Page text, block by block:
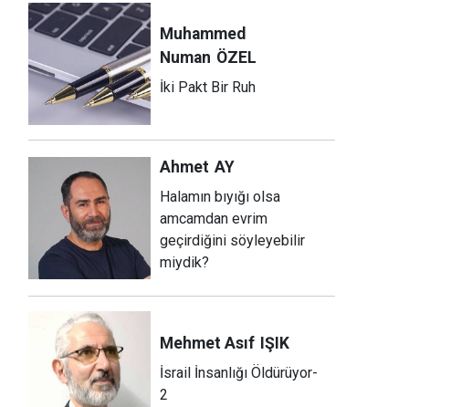
Muhammed
Numan ÖZEL
İki Pakt Bir Ruh
Ahmet AY
Halamın bıyığı olsa
amcamdan evrim
geçirdiğini söyleyebilir
miydik?
Mehmet Asıf IŞIK
İsrail İnsanlığı Öldürüyor-
2